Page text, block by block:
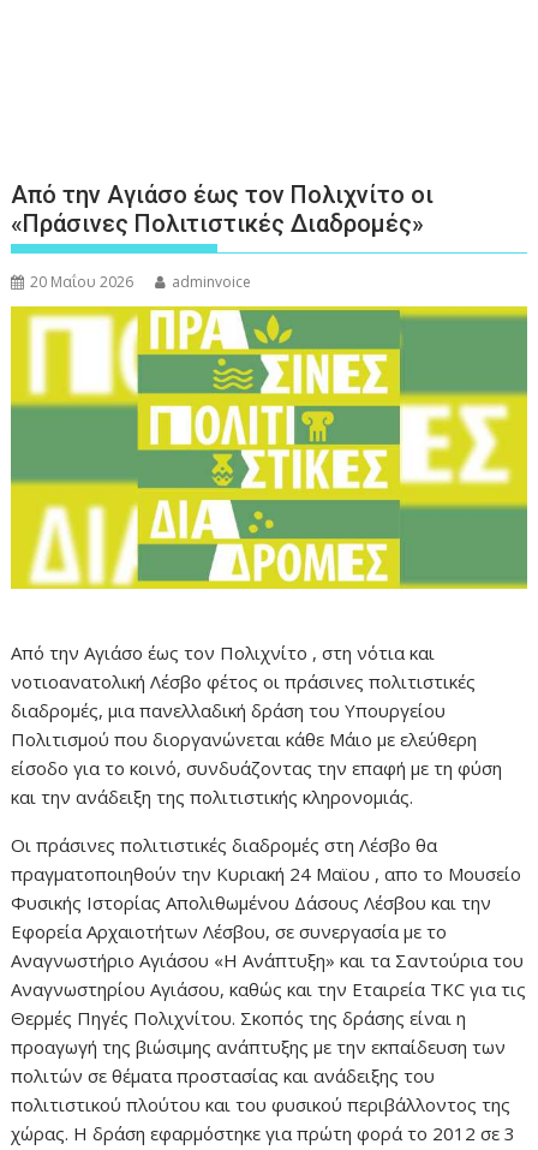
Από την Αγιάσο έως τον Πολιχνίτο οι
«Πράσινες Πολιτιστικές Διαδρομές»
20 Μαΐου 2026 adminvoice
Aπό την Αγιάσο έως τον Πολιχνίτο , στη νότια και
νοτιοανατολική Λέσβο φέτος οι πράσινες πολιτιστικές
διαδρομές, μια πανελλαδική δράση του Υπουργείου
Πολιτισμού που διοργανώνεται κάθε Μάιο με ελεύθερη
είσοδο για το κοινό, συνδυάζοντας την επαφή με τη φύση
και την ανάδειξη της πολιτιστικής κληρονομιάς.
Οι πράσινες πολιτιστικές διαδρομές στη Λέσβο θα
πραγματοποιηθούν την Κυριακή 24 Μαϊου , απο το Μουσείο
Φυσικής Ιστορίας Απολιθωμένου Δάσους Λέσβου και την
Εφορεία Αρχαιοτήτων Λέσβου, σε συνεργασία με το
Αναγνωστήριο Αγιάσου «Η Ανάπτυξη» και τα Σαντούρια του
Αναγνωστηρίου Αγιάσου, καθώς και την Εταιρεία TKC για τις
Θερμές Πηγές Πολιχνίτου. Σκοπός της δράσης είναι η
προαγωγή της βιώσιμης ανάπτυξης με την εκπαίδευση των
πολιτών σε θέματα προστασίας και ανάδειξης του
πολιτιστικού πλούτου και του φυσικού περιβάλλοντος της
χώρας. Η δράση εφαρμόστηκε για πρώτη φορά το 2012 σε 3